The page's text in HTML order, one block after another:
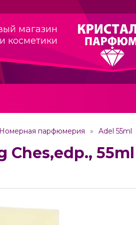
магазин
косметики
Номерная парфюмерия Adel 55ml
Ches,edp.,